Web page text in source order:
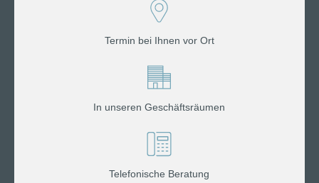
Termin bei Ihnen vor Ort
In unseren Geschäftsräumen
Telefonische Beratung